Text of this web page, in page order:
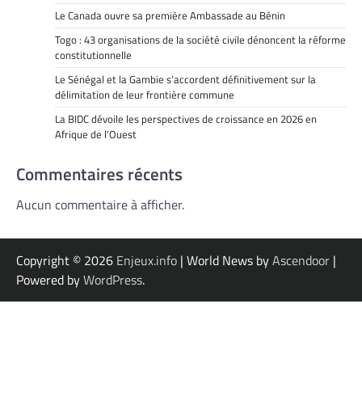
Le Canada ouvre sa première Ambassade au Bénin
Togo : 43 organisations de la société civile dénoncent la réforme
constitutionnelle
Le Sénégal et la Gambie s’accordent définitivement sur la
délimitation de leur frontière commune
La BIDC dévoile les perspectives de croissance en 2026 en
Afrique de l’Ouest
Commentaires récents
Aucun commentaire à afficher.
Copyright © 2026 Enjeux.info | World News byAscendoor |
Powered byWordPress.